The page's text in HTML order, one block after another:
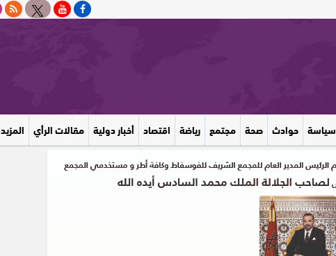
سياسة حوادث صحة مجتمع رياضة اقتصاد أخبار دولية مقالات الرأي المزيد